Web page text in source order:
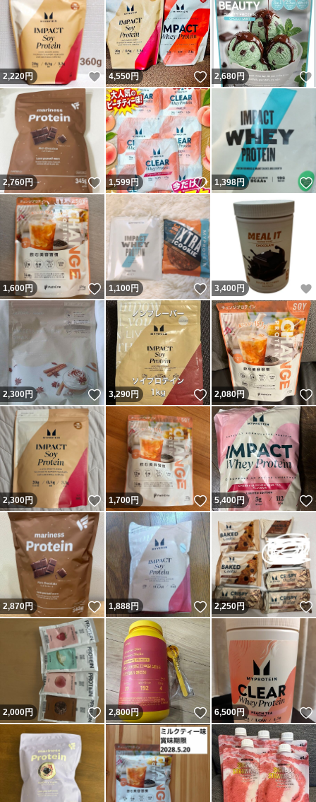
2,220円 いいね！
4,550円 いいね！
2,680円
2,760円 いいね！
1,599円 いいね！
1,398円
1,600円 いいね！
1,100円 いいね！
3,400 円
2,300円 いいね！
3,290円 いいね！
2,080円
2,300円 いいね！
1,700円 いいね！
5,400円
2,870円 いいね！
1,888円 いいね！
2,250円
2,000円 いいね！
2,800円 いいね！
6,500円